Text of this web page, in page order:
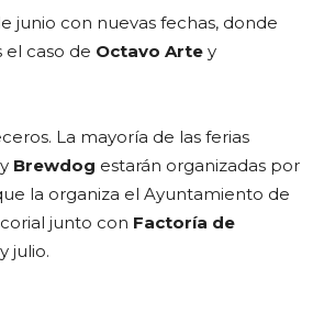
junio con nuevas fechas, donde
el caso de Octavo Arte y
La mayoría de las ferias
y Brewdog estarán organizadas por
la organiza el Ayuntamiento de
junto con Factoría de
julio.